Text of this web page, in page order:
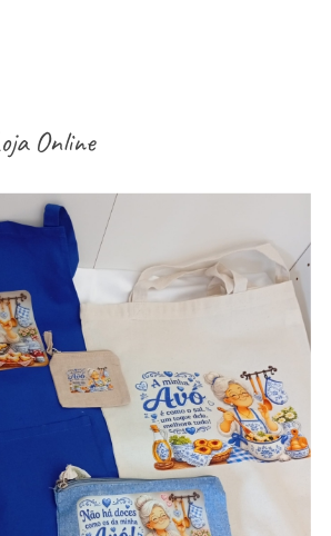
Online
/ necessaires / estojos /
dia dos avós – vários modelos